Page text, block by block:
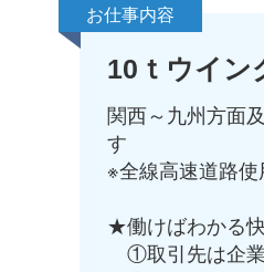
お仕事内容
10ｔウイン
関西～九州方面
す
※全線高速道路使
★働けばわかる快
①取引先は企業